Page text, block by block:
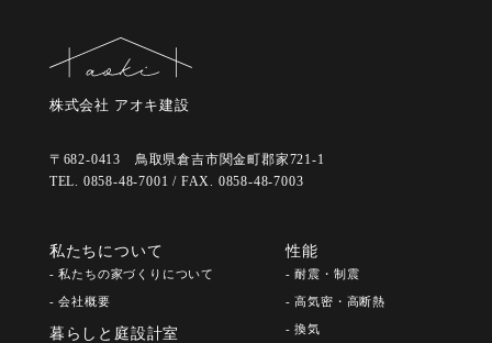
株式会社 アオキ建設
〒682-0413 鳥取県倉吉市関金町郡家721-1
TEL. 0858-48-7001 / FAX. 0858-48-7003
私たちについて
- 私たちの家づくりについて
- 会社概要
暮らしと庭設計室
性能
- 耐震・制震
- 高気密・高断熱
- 換気